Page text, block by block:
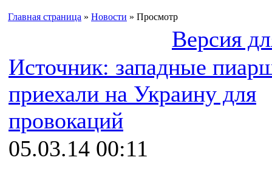
Главная страница » Новости » Просмотр
Версия
Источник: западные
приехали на Украину для
провокаций
05.03.14 00:11